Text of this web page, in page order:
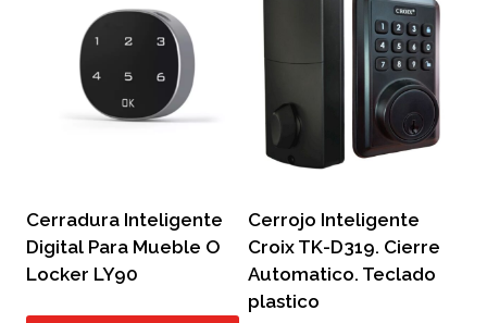
Cerradura Inteligente
Digital Para Mueble O
Locker LY90
Cerrojo Inteligente
Croix TK-D319. Cierre
Automatico. Teclado
plastico